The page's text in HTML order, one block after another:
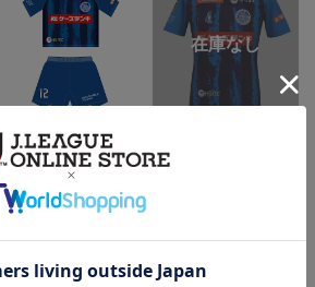
130-160cm）2026/27
ッズユニフォーム FP1s
t
円
ンティックユニフォーム
FP 1st
23,020円～28,520円